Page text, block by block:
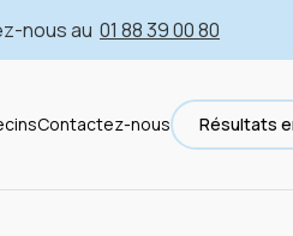
nous au 01 88 39 00 80
Contactez-nous Résultats